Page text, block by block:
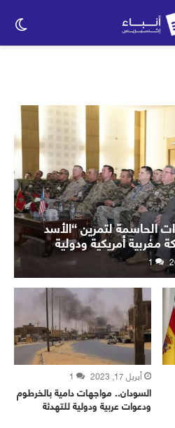
الحاسمة لتمرين “الأسد
بمشاركة مغربية أمريكية ودولية
1
أبريل 17, 2023 1
السودان.. مواجهات دامية بالخرطوم
ودعوات عربية ودولية للتهدئة